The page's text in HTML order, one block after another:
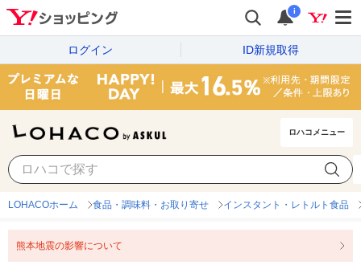
i
ログイン ID新規取得
ロハコメニュー
LOHACOホーム 食品・調味料・お取り寄せ インスタント・レトルト食品
熊本地震の影響について